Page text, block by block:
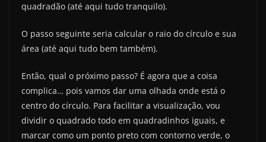
quadradão (até aqui tudo tranquilo).
O passo seguinte seria calcular o raio do círculo e sua
área (até aqui tudo bem também).
Então, qual o próximo passo? É agora que a coisa
complica… pois vamos dar uma olhada onde está o
centro do círculo. Para facilitar a visualização, vou
dividir o quadrado todo em quadradinhos iguais, e
marcar como um ponto preto com contorno verde, o